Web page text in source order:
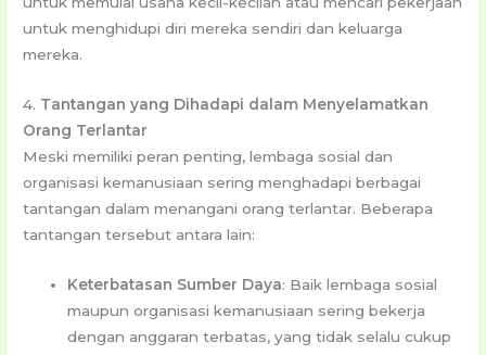
untuk menghidupi diri mereka sendiri dan keluarga
mereka.
4. Tantangan yang Dihadapi dalam Menyelamatkan
Orang Terlantar
Meski memiliki peran penting, lembaga sosial dan
organisasi kemanusiaan sering menghadapi berbagai
tantangan dalam menangani orang terlantar. Beberapa
tantangan tersebut antara lain:
Keterbatasan Sumber Daya: Baik lembaga sosial
maupun organisasi kemanusiaan sering bekerja
dengan anggaran terbatas, yang tidak selalu cukup